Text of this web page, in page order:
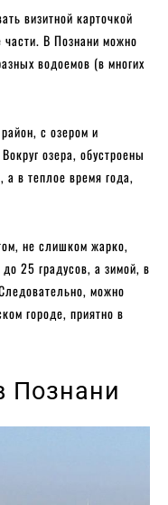
визитной карточкой
В Познани можно
водоемов (в многих
с озером и
озера, обустроены
а в теплое время года,
не слишком жарко,
25 градусов, а зимой, в
можно
городе, приятно в
Познани